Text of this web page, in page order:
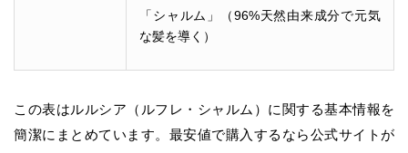
「シャルム」（96%天然由来成分で元気
な髪を導く）
この表はルルシア（ルフレ・シャルム）に関する基本情報を
簡潔にまとめています。最安値で購入するなら公式サイトが